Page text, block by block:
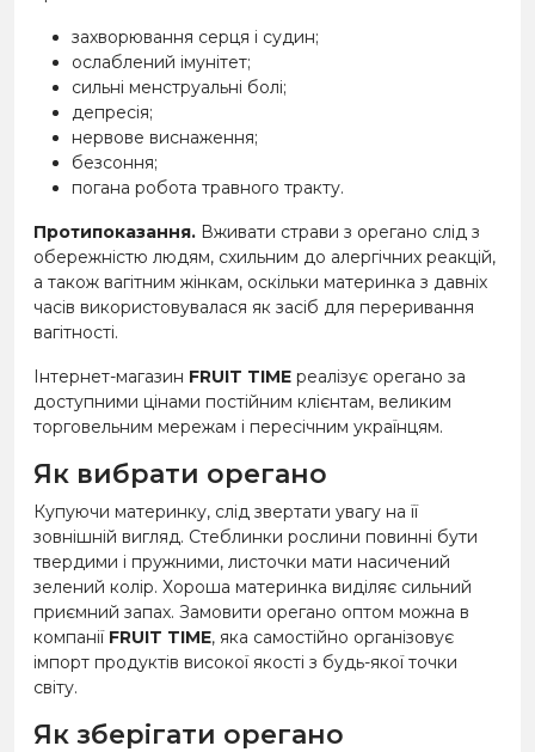
захворювання серця і судин;
ослаблений імунітет;
сильні менструальні болі;
депресія;
нервове виснаження;
безсоння;
погана робота травного тракту.
Протипоказання. Вживати страви з орегано слід з
обережністю людям, схильним до алергічних реакцій,
а також вагітним жінкам, оскільки материнка з давніх
часів використовувалася як засіб для переривання
вагітності.
Інтернет-магазин FRUIT TIME реалізує орегано за
доступними цінами постійним клієнтам, великим
торговельним мережам і пересічним українцям.
Як вибрати орегано
Купуючи материнку, слід звертати увагу на її
зовнішній вигляд. Стеблинки рослини повинні бути
твердими і пружними, листочки мати насичений
зелений колір. Хороша материнка виділяє сильний
приємний запах. Замовити орегано оптом можна в
компанії FRUIT TIME, яка самостійно організовує
імпорт продуктів високої якості з будь-якої точки
світу.
Як зберігати орегано